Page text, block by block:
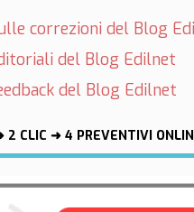
correzioni del Blog
del Blog Edilnet
del Blog Edilnet
2 CLIC ➜ 4 PREVENTIVI